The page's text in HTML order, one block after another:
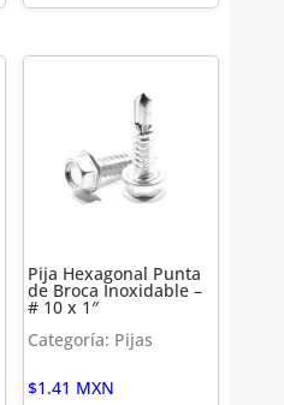
Pija Hexagonal Punta
de Broca Inoxidable –
# 10 x 1″
Categoría: Pijas
$1.41 MXN